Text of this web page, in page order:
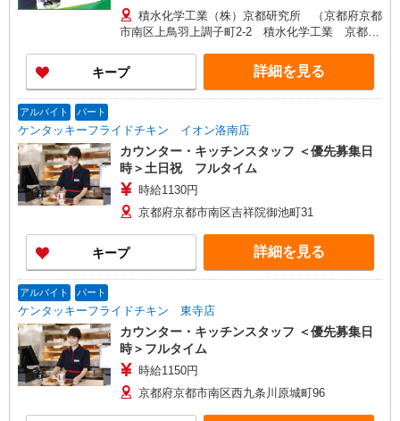
合、残業代を1分単位で別途支給します。
積水化学工業（株）京都研究所 （京都府京都
市南区上鳥羽上調子町2-2 積水化学工業 京都研
キープ 詳細を見る
アルバイト パート
ケンタッキーフライドチキン イオン洛南店
カウンター・キッチンスタッフ ＜優先募集日
時＞土日祝 フルタイム
時給1130円
京都府京都市南区吉祥院御池町31
キープ 詳細を見る
アルバイト パート
ケンタッキーフライドチキン 東寺店
カウンター・キッチンスタッフ ＜優先募集日
時＞フルタイム
時給1150円
京都府京都市南区西九条川原城町96